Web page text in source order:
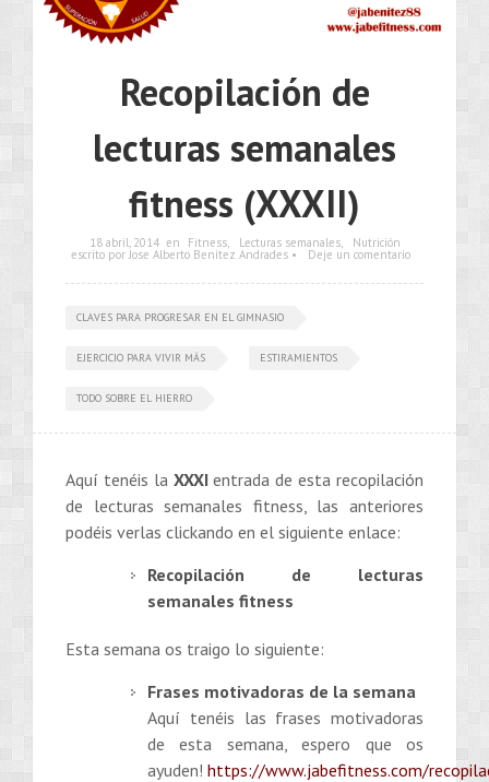
Recopilación de
lecturas semanales
fitness (XXXII)
18 abril, 2014 en Fitness, Lecturas semanales, Nutrición
escrito por Jose Alberto Benítez Andrades • Deje un comentario
CLAVES PARA PROGRESAR EN EL GIMNASIO
EJERCICIO PARA VIVIR MÁS ESTIRAMIENTOS
TODO SOBRE EL HIERRO
Aquí tenéis la XXXIentrada de esta recopilación
de lecturas semanales fitness, las anteriores
podéis verlas clickando en el siguiente enlace:
Recopilación de lecturas
semanales fitness
Esta semana os traigo lo siguiente:
Frases motivadoras de la semana
Aquí tenéis las frases motivadoras
de esta semana, espero que os
ayuden! https://www.jabefitness.com/